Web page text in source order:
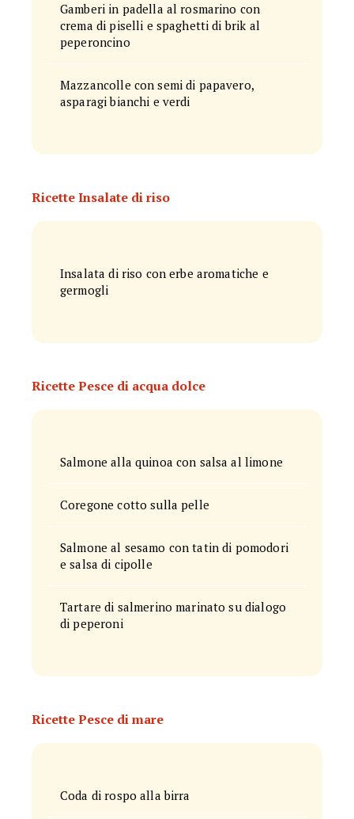
Gamberi in padella al rosmarino con
crema di piselli e spaghetti di brik al
peperoncino
Mazzancolle con semi di papavero,
asparagi bianchi e verdi
Ricette Insalate di riso
Insalata di riso con erbe aromatiche e
germogli
Ricette Pesce di acqua dolce
Salmone alla quinoa con salsa al limone
Coregone cotto sulla pelle
Salmone al sesamo con tatin di pomodori
e salsa di cipolle
Tartare di salmerino marinato su dialogo
di peperoni
Ricette Pesce di mare
Coda di rospo alla birra